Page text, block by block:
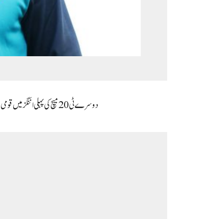
دوسرے ٹی 20 میچ کی پہلی اننگز میں قومی ٹیم نے 6 کھلاڑیوں کے نقصان پر مقررہ 20 اوورز میں 150 رنز بنائے جس میں بابر اعظم اور افتخار احمد نے شاندار بیٹنگ کا مظاہرہ کرتے ہوئے نصف سنچریز اسکور کی۔